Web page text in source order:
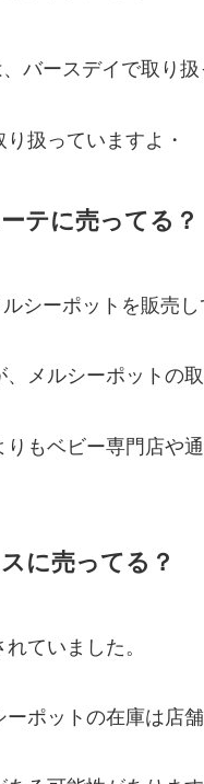
バースデイで取り扱
扱っていますよ・
テに売ってる？
シーポットを販売し
メルシーポットの
もベビー専門店や
に売ってる？
ていました。
ポットの在庫は店